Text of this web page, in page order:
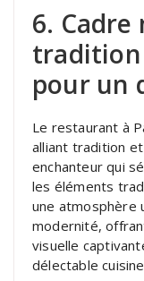
6.
pour un
Le restaurant à
alliant tradition
enchanteur qui
les éléments
une atmosphère
modernité,
visuelle
délectable